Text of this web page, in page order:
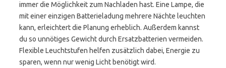
immer die Möglichkeit zum Nachladen hast. Eine Lampe, die
mit einer einzigen Batterieladung mehrere Nächte leuchten
kann, erleichtert die Planung erheblich. Außerdem kannst
du so unnötiges Gewicht durch Ersatzbatterien vermeiden.
Flexible Leuchtstufen helfen zusätzlich dabei, Energie zu
sparen, wenn nur wenig Licht benötigt wird.